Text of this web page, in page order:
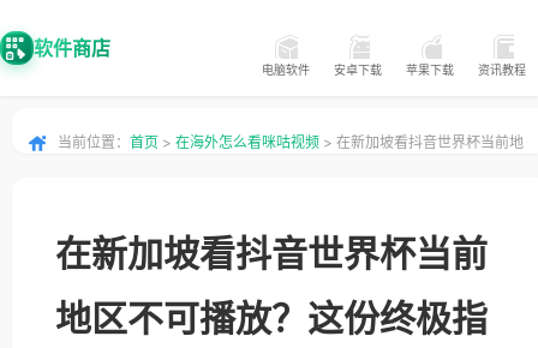
软件商店
电脑软件 安卓下载 苹果下载 资讯教程
当前位置： 首页 > 在海外怎么看咪咕视频 > 在新加坡看抖音世界杯当前地
在新加坡看抖音世界杯当前
地区不可播放？这份终极指